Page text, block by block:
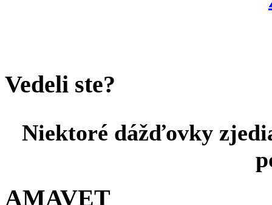
Vedeli ste?
Niektoré dážďovky
AMAVET